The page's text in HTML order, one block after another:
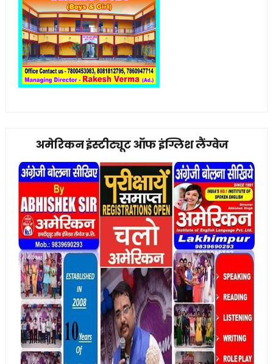
अमेरिकन इंस्टीट्यूट ऑफ इंग्लिश लैंग्वेज